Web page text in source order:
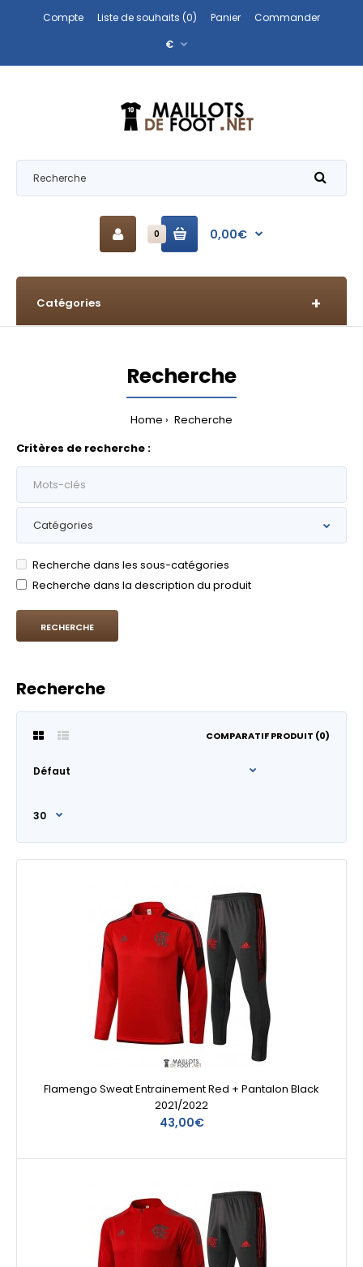
Compte Liste de souhaits (0) Panier
Commander
€
0 0,00€
Catégories
Recherche
Home
Recherche
Critères de recherche :
Recherche dans les sous-catégories
Recherche dans la description du produit
Recherche
COMPARATIF PRODUIT (0)
Flamengo Sweat Entrainement Red + Pantalon Black
2021/2022
43,00€